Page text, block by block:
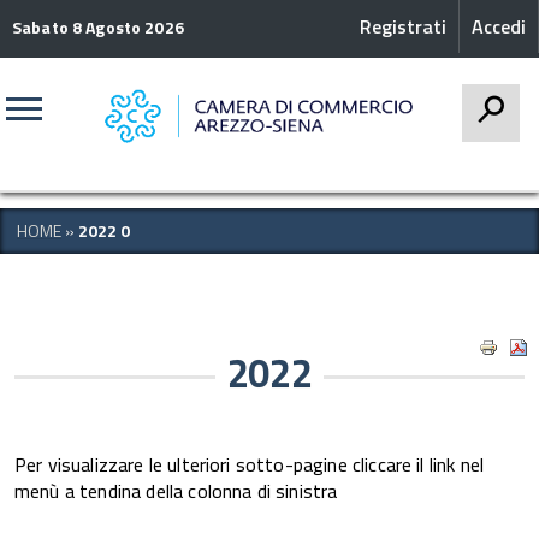
Sabato 8 Agosto 2026 Accedi
Registrati
HOME» 2022 0
2022
Per visualizzare le ulteriori sotto-pagine cliccare il link nel
menù a tendina della colonna di sinistra